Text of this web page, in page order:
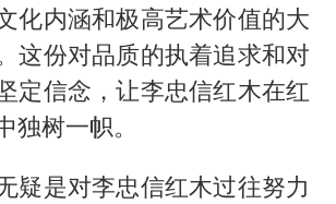
化内涵和极高艺术价值的大
这份对品质的执着追求和对
定信念，让李忠信红木在红
独树一帜。
疑是对李忠信红木过往努力